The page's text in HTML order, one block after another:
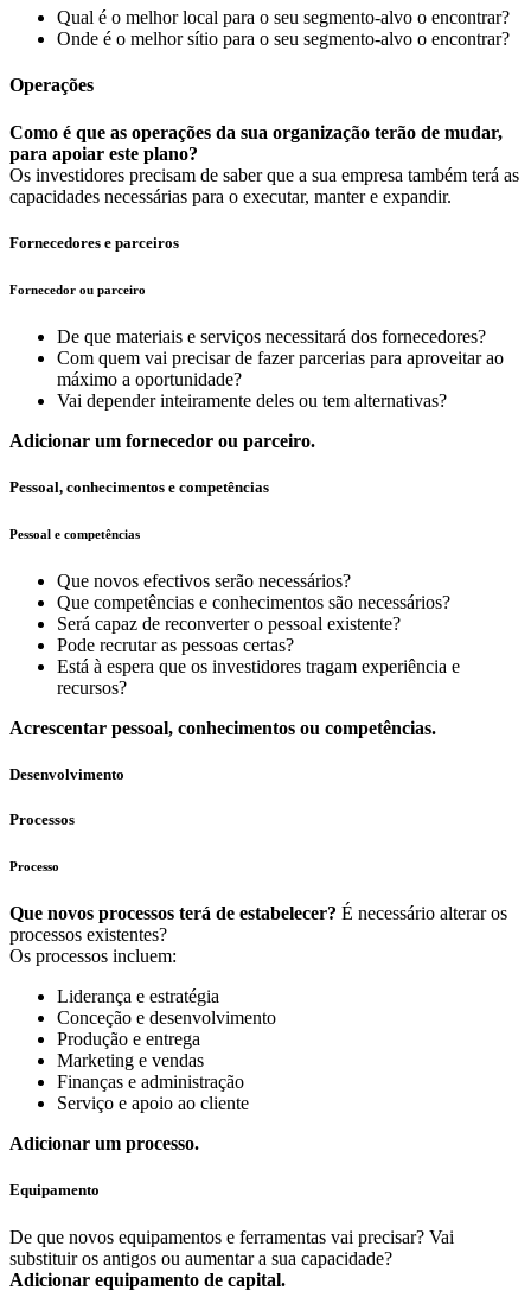
Qual é o melhor local para o seu segmento-alvo o encontrar?
Onde é o melhor sítio para o seu segmento-alvo o encontrar?
Operações
Como é que as operações da sua organização terão de mudar,
para apoiar este plano?
Os investidores precisam de saber que a sua empresa também terá as
capacidades necessárias para o executar, manter e expandir.
Fornecedores e parceiros
Fornecedor ou parceiro
De que materiais e serviços necessitará dos fornecedores?
Com quem vai precisar de fazer parcerias para aproveitar ao
máximo a oportunidade?
Vai depender inteiramente deles ou tem alternativas?
Adicionar um fornecedor ou parceiro.
Pessoal, conhecimentos e competências
Pessoal e competências
Que novos efectivos serão necessários?
Que competências e conhecimentos são necessários?
Será capaz de reconverter o pessoal existente?
Pode recrutar as pessoas certas?
Está à espera que os investidores tragam experiência e
recursos?
Acrescentar pessoal, conhecimentos ou competências.
Desenvolvimento
Processos
Processo
Que novos processos terá de estabelecer? É necessário alterar os
processos existentes?
Os processos incluem:
Liderança e estratégia
Conceção e desenvolvimento
Produção e entrega
Marketing e vendas
Finanças e administração
Serviço e apoio ao cliente
Adicionar um processo.
Equipamento
De que novos equipamentos e ferramentas vai precisar? Vai
substituir os antigos ou aumentar a sua capacidade?
Adicionar equipamento de capital.